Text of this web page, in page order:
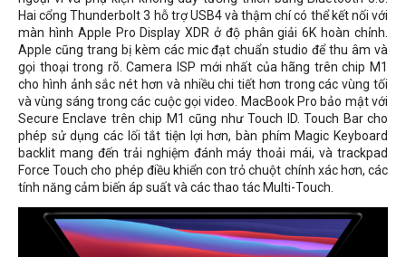
Hai cổng Thunderbolt 3 hỗ trợ USB4 và thậm chí có thể kết nối với
màn hình Apple Pro Display XDR ở độ phân giải 6K hoàn chỉnh.
Apple cũng trang bị kèm các mic đạt chuẩn studio để thu âm và
gọi thoại trong rõ. Camera ISP mới nhất của hãng trên chip M1
cho hình ảnh sắc nét hơn và nhiều chi tiết hơn trong các vùng tối
và vùng sáng trong các cuộc gọi video. MacBook Pro bảo mật với
Secure Enclave trên chip M1 cũng như Touch ID. Touch Bar cho
phép sử dụng các lối tắt tiện lợi hơn, bàn phím Magic Keyboard
backlit mang đến trải nghiệm đánh máy thoải mái, và trackpad
Force Touch cho phép điều khiển con trỏ chuột chính xác hơn, các
tính năng cảm biến áp suất và các thao tác Multi-Touch.